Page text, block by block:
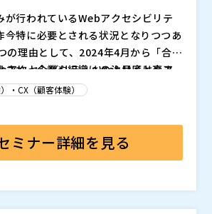
が行われているWebアクセシビリテ
今特に必要とされる状況となりつつあ
の理由として、2024年4月から「合理
され、企業や組織はWebサイトやア
ての人が利用しやすい形に改善する
点や対応していないことでのブランド
の悪影響が懸念されています。 一方
大がその一つに挙げられ、これまで顧
った層にリーチすることができるた
アクセシビリティへの注目度は高ま
体的にアクセシビリティ対応のため
ハウツーと、各企業の状況に応じたア
応のロードマップについて解説いたし
Webサービスに長く向き合っている
ハウを凝縮した診断・検査・改善のポ
ソース活用研究所（ ） マジセミ株式
協賛、協力、講演企業は将来的に追
・CX（顧客体験）
ミナー詳細を見る